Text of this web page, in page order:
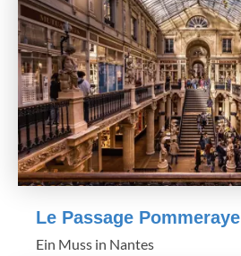
Le Passage Pommeraye
Ein Muss in Nantes